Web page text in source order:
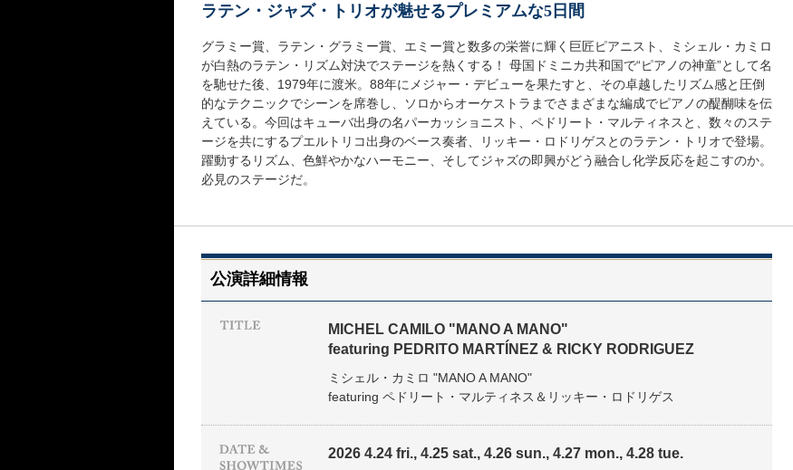
ラテン・ジャズ・トリオが魅せるプレミアムな5日間
グラミー賞、ラテン・グラミー賞、エミー賞と数多の栄誉に輝く巨匠ピアニスト、ミシェル・カミロ
が白熱のラテン・リズム対決でステージを熱くする！ 母国ドミニカ共和国で“ピアノの神童”として名
を馳せた後、1979年に渡米。88年にメジャー・デビューを果たすと、その卓越したリズム感と圧倒
的なテクニックでシーンを席巻し、ソロからオーケストラまでさまざまな編成でピアノの醍醐味を伝
えている。今回はキューバ出身の名パーカッショニスト、ペドリート・マルティネスと、数々のステ
ージを共にするプエルトリコ出身のベース奏者、リッキー・ロドリゲスとのラテン・トリオで登場。
躍動するリズム、色鮮やかなハーモニー、そしてジャズの即興がどう融合し化学反応を起こすのか。
必見のステージだ。
公演詳細情報
MICHEL CAMILO "MANO A MANO"
featuring PEDRITO MARTÍNEZ & RICKY RODRIGUEZ
ミシェル・カミロ "MANO A MANO"
featuring ペドリート・マルティネス＆リッキー・ロドリゲス
2026 4.24 fri., 4.25 sat., 4.26 sun., 4.27 mon., 4.28 tue.